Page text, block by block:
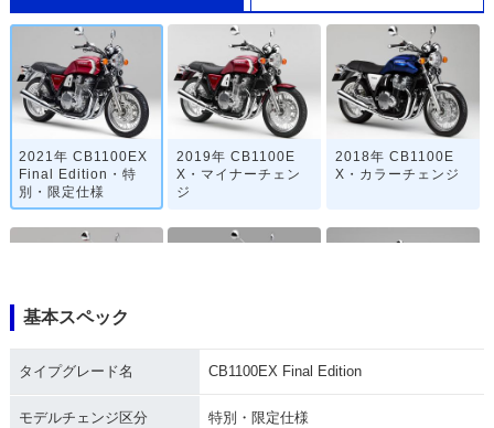
2021年 CB1100EX
Final Edition・特
別・限定仕様
2019年 CB1100E
X・マイナーチェン
ジ
2018年 CB1100E
X・カラーチェンジ
Type 2・マイナーチ
Type 1・マイナーチ
ABS Special Editio
基本スペック
タイプグレード名 CB1100EX Final Edition
モデルチェンジ区分 特別・限定仕様